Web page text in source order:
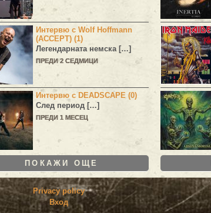
Интервю с Wolf Hoffmann
(ACCEPT) (1)
Легендарната немска […]
ПРЕДИ 2 СЕДМИЦИ
Интервю с DEADSCAPE (0)
След период […]
ПРЕДИ 1 МЕСЕЦ
ПОКАЖИ ОЩЕ
Privacy policy
Вход